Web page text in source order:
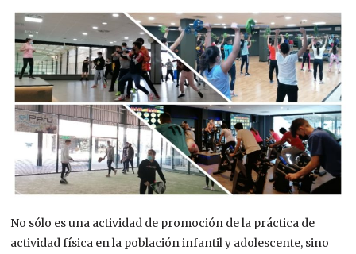
No sólo es una actividad de promoción de la práctica de
actividad física en la población infantil y adolescente, sino